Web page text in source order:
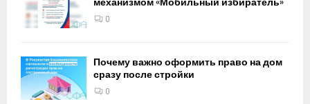
механизмом «Мобильный избиратель»
0
Почему важно оформить право на дом
сразу после стройки
0